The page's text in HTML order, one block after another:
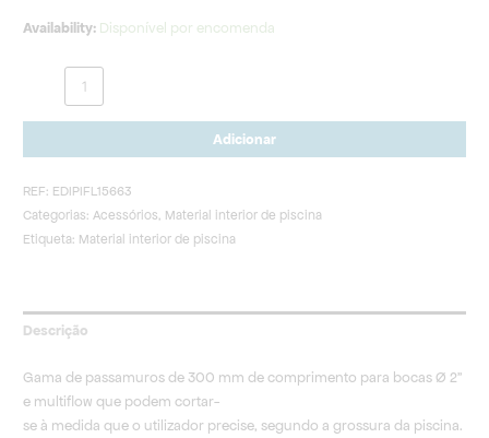
Availability: Disponível por encomenda
Adicionar
REF: EDIPIFL15663
Categorias:Acessórios, Material interior de piscina
Etiqueta: Material interior de piscina
Descrição
Gama de passamuros de 300 mm de comprimento para bocas Ø 2’’
e multiflow que podem cortar-
se à medida que o utilizador precise, segundo a grossura da piscina.